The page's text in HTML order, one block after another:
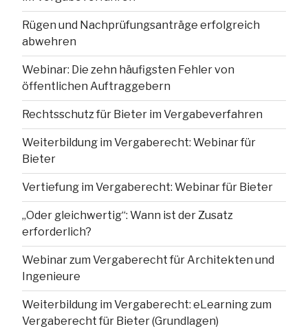
Rügen und Nachprüfungsanträge erfolgreich
abwehren
Webinar: Die zehn häufigsten Fehler von
öffentlichen Auftraggebern
Rechtsschutz für Bieter im Vergabeverfahren
Weiterbildung im Vergaberecht: Webinar für
Bieter
Vertiefung im Vergaberecht: Webinar für Bieter
„Oder gleichwertig“: Wann ist der Zusatz
erforderlich?
Webinar zum Vergaberecht für Architekten und
Ingenieure
Weiterbildung im Vergaberecht: eLearning zum
Vergaberecht für Bieter (Grundlagen)